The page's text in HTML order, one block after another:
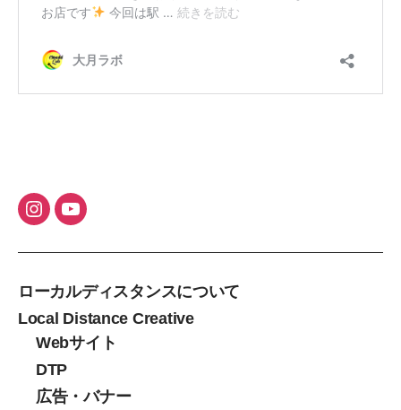
ローカルディスタンスについて
Local Distance Creative
Webサイト
DTP
広告・バナー